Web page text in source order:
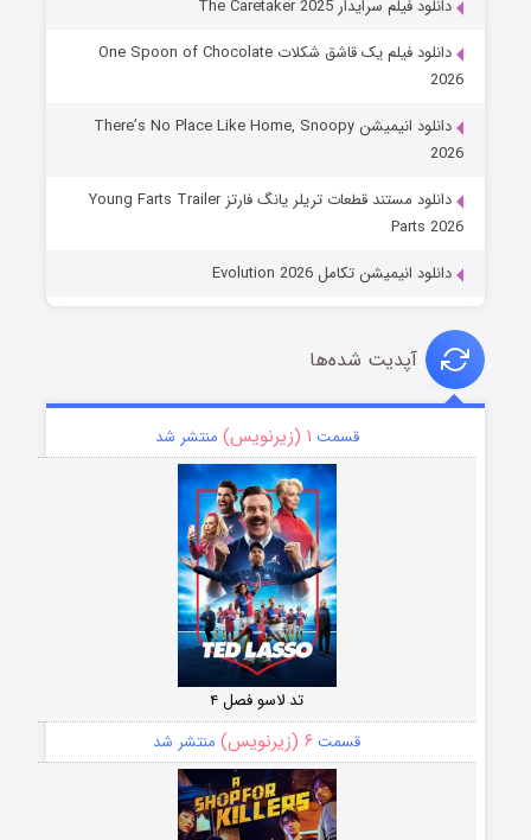
دانلود فیلم سرایدار The Caretaker 2025
دانلود فیلم یک قاشق شکلات One Spoon of Chocolate
2026
دانلود انیمیشن There’s No Place Like Home, Snoopy
2026
دانلود مستند قطعات تریلر یانگ فارتز Young Farts Trailer
Parts 2026
دانلود انیمیشن تکامل Evolution 2026
آپدیت شده‌ها
قسمت ۱ (زیرنویس) منتشر شد
تد لاسو فصل ۴
قسمت ۶ (زیرنویس) منتشر شد